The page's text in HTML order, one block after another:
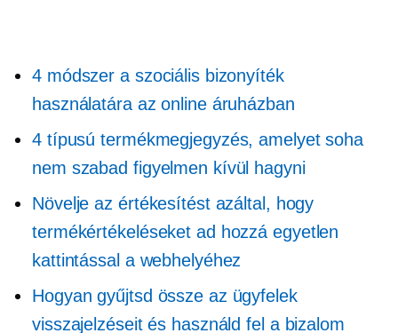
4 módszer a szociális bizonyíték
használatára az online áruházban
4 típusú termékmegjegyzés, amelyet soha
nem szabad figyelmen kívül hagyni
Növelje az értékesítést azáltal, hogy
termékértékeléseket ad hozzá egyetlen
kattintással a webhelyéhez
Hogyan gyűjtsd össze az ügyfelek
visszajelzéseit és használd fel a bizalom